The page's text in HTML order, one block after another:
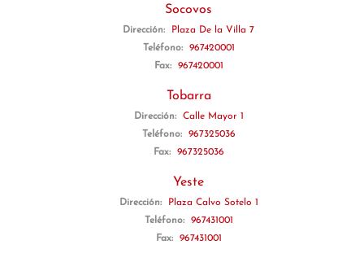
Socovos
Dirección:
Plaza De la Villa 7
Teléfono:
967420001
Fax:
967420001
Tobarra
Dirección:
Calle Mayor 1
Teléfono:
967325036
Fax:
967325036
Yeste
Dirección:
Plaza Calvo Sotelo 1
Teléfono:
967431001
Fax:
967431001